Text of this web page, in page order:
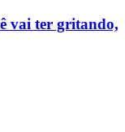
vai ter gritando,